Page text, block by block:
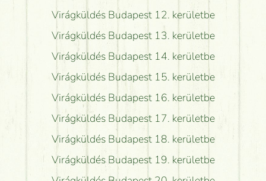
Virágküldés Budapest 12. kerületbe
Virágküldés Budapest 13. kerületbe
Virágküldés Budapest 14. kerületbe
Virágküldés Budapest 15. kerületbe
Virágküldés Budapest 16. kerületbe
Virágküldés Budapest 17. kerületbe
Virágküldés Budapest 18. kerületbe
Virágküldés Budapest 19. kerületbe